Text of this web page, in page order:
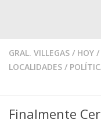
GRAL. VILLEGAS / HOY /
LOCALIDADES /
Finalmente